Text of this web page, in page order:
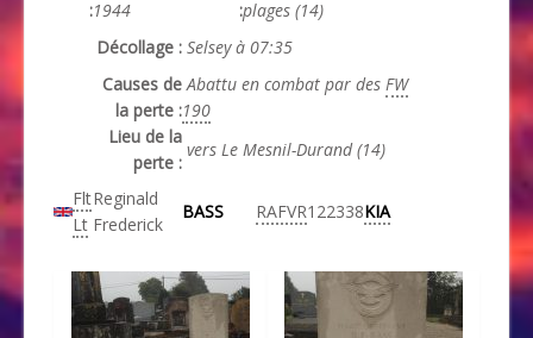
:1944
:plages (14)
Décollage : Selsey à 07:35
Causes de
la perte :
Abattu en combat par des FW
190
Lieu de la
perte :
vers Le Mesnil-Durand (14)
Flt
Lt
Reginald
Frederick
BASS RAFVR122338KIA